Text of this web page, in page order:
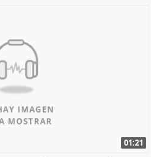
01:21